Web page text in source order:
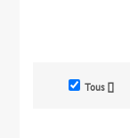
Tous []